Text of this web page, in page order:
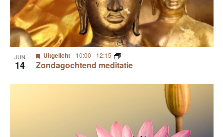
JUN
14 Zondagochtend meditatie
Uitgelicht 10:00 - 12:15